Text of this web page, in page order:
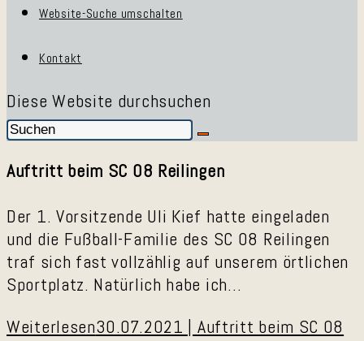
Website-Suche umschalten
Kontakt
Diese Website durchsuchen
Auftritt beim SC 08 Reilingen
Der 1. Vorsitzende Uli Kief hatte eingeladen
und die Fußball-Familie des SC 08 Reilingen
traf sich fast vollzählig auf unserem örtlichen
Sportplatz. Natürlich habe ich…
Weiterlesen30.07.2021 | Auftritt beim SC 08